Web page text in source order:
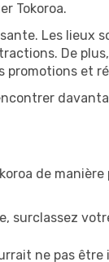
Tokoroa.
Les lieux
De
promotions et
de
surclassez
ne pas être